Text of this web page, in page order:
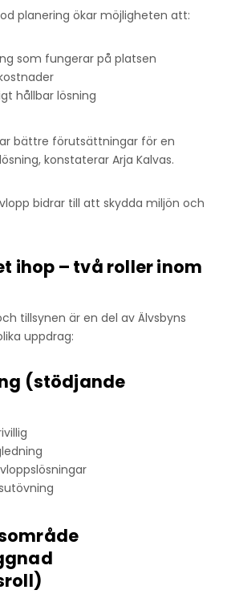
planering ökar möjligheten att:
som fungerar på platsen
hållbar lösning
bättre förutsättningar för en
konstaterar Arja Kalvas.
bidrar till att skydda miljön och
ihop – två roller inom
tillsynen är en del av Älvsbyns
uppdrag:
(stödjande